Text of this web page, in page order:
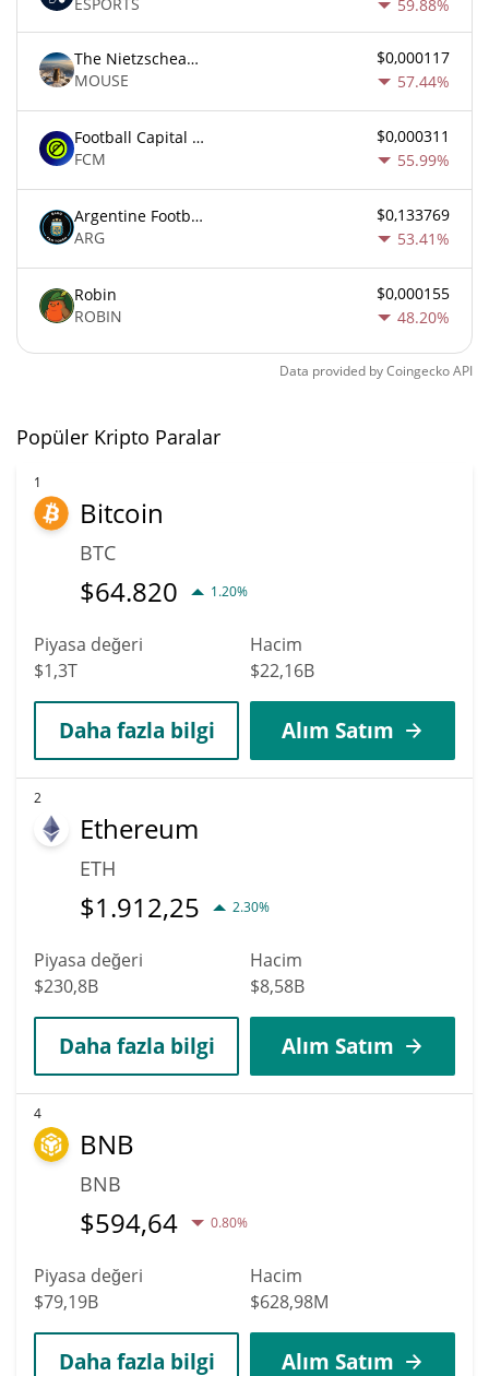
ESPORTS 59.88%
The Nietzschean Mouse
MOUSE
$0,000117
57.44%
Football Capital Markets
FCM
$0,000311
55.99%
Argentine Football Association Fan Token
ARG
$0,133769
53.41%
Robin
ROBIN
$0,000155
48.20%
Data provided byCoingeckoAPI
Popüler Kripto Paralar
1
Bitcoin
BTC
$64.820 1.20%
Piyasa değeri
$1,3T
Hacim
$22,16B
Daha fazla bilgi Alım Satım
2
Ethereum
ETH
$1.912,25 2.30%
Piyasa değeri
$230,8B
Hacim
$8,58B
Daha fazla bilgi Alım Satım
4
BNB
BNB
$594,64 0.80%
Piyasa değeri
$79,19B
Hacim
$628,98M
Daha fazla bilgi Alım Satım